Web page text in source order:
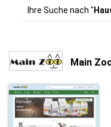
Ihre Suche nach "
Main